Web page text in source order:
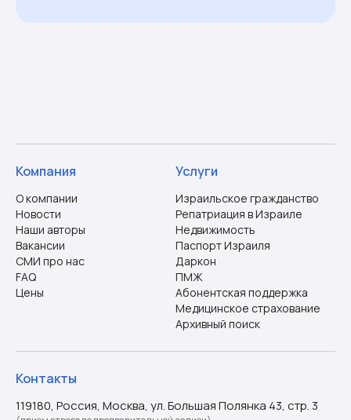
Компания
О компании
Новости
Наши авторы
Вакансии
СМИ про нас
FAQ
Цены
Услуги
Израильское гражданство
Репатриация в Израиле
Недвижимость
Паспорт Израиля
Даркон
ПМЖ
Абонентская поддержка
Медицинское страхование
Архивный поиск
Контакты
119180, Россия, Москва, ул. Большая Полянка 43, стр. 3